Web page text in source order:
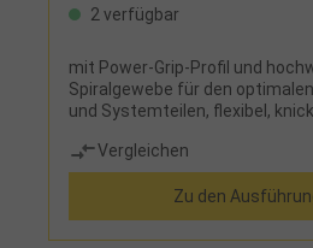
2 verfügbar
mit Power-Grip-Profil und
Spiralgewebe für den
und Systemteilen, flexibel,
Verdrehen, schadstofffrei
Vergleichen
Zu den